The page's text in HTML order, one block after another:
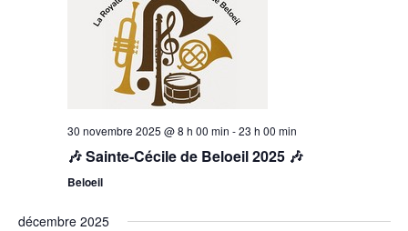
30 novembre 2025 @ 8 h 00 min -23 h 00 min
🎶 Sainte-Cécile de Beloeil 2025 🎶
Beloeil
décembre 2025